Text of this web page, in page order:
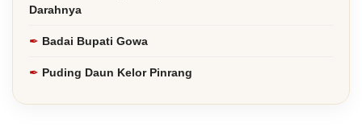
Darahnya
Badai Bupati Gowa
Puding Daun Kelor Pinrang